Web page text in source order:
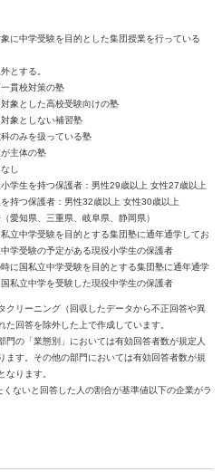
に中学受験を目的とした集団授業を行っている
とする。
一貫校対策の塾
対象とした高校受験向けの塾
対象としない補習塾
科のみを扱っている塾
が主体の塾
し
学生を持つ保護者：男性29歳以上 女性27歳以上
持つ保護者：男性32歳以上 女性30歳以上
愛知県、三重県、岐阜県、静岡県）
立中学受験を目的とする集団塾に通年通学してお
中学受験の予定がある現役小学生の保護者
時に国私立中学受験を目的とする集団塾に通年通学
国私立中学を受験した現役中学生の保護者
リーニング（回収したデータから不正回答や異
回答を除外した上で作成しています。
の「業態別」においては有効回答者数が規定人
ます。その他の部門においては有効回答者数が規
なります。
ないと回答した人の割合が基準値以下の企業がラ